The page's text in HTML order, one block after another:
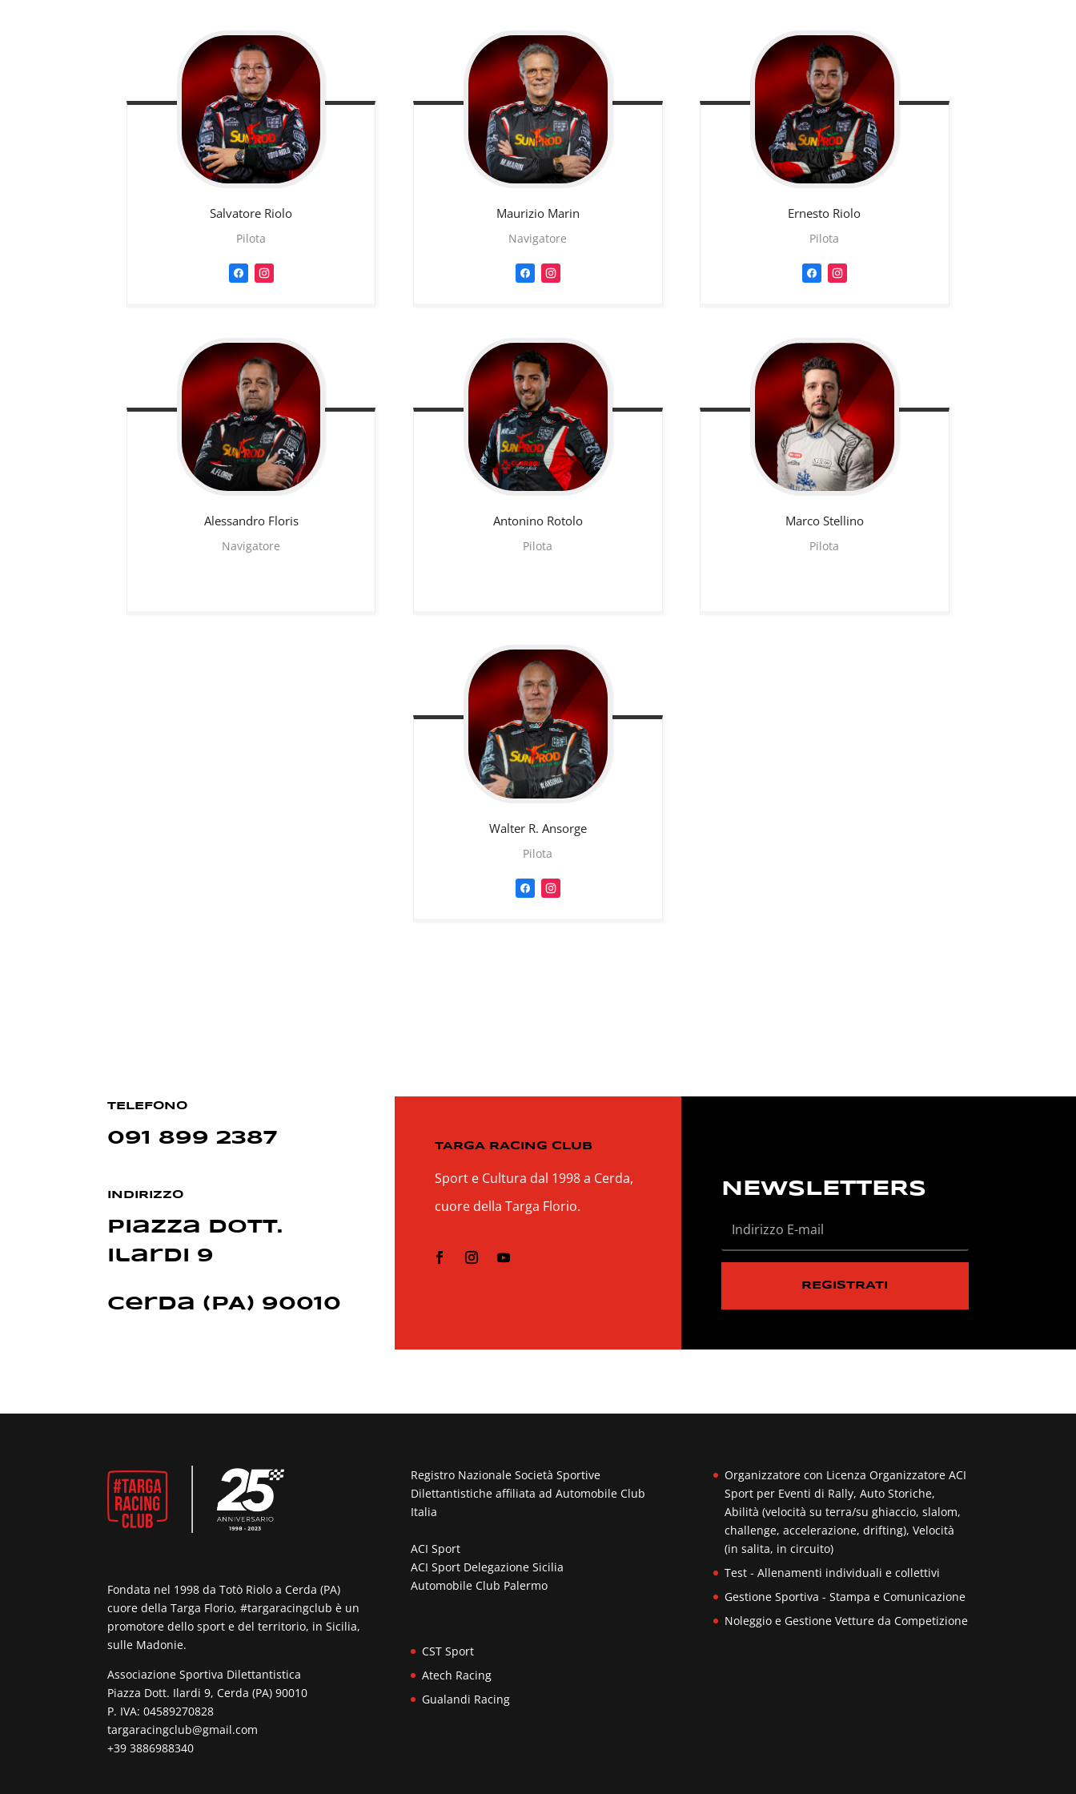
Salvatore Riolo
Pilota
Maurizio Marin
Navigatore
Ernesto Riolo
Pilota
Alessandro Floris
Navigatore
Antonino Rotolo
Pilota
MarcoStellino
Pilota
Walter R. Ansorge
Pilota
TELEFONO
091 899 2387
INDIRIZZO
Piazza Dott.
Ilardi 9
Cerda (PA) 90010
TARGA RACING CLUB
Sport e Cultura dal 1998 a Cerda,
cuore della Targa Florio.
NEWSLETTERS
REGISTRATI
Fondata nel 1998 da Totò Riolo a Cerda (PA)
cuore della Targa Florio, #targaracingclub è un
promotore dello sport e del territorio, in Sicilia,
sulle Madonie.
Associazione Sportiva Dilettantistica
Piazza Dott. Ilardi 9, Cerda (PA) 90010
P. IVA: 04589270828
targaracingclub@gmail.com
+39 3886988340
Registro Nazionale Società Sportive
Dilettantistiche affiliata ad Automobile Club
Italia
ACI Sport
ACI Sport Delegazione Sicilia
Automobile Club Palermo
CST Sport
Atech Racing
Gualandi Racing
Organizzatore con Licenza Organizzatore ACI
Sport per Eventi di Rally, Auto Storiche,
Abilità (velocità su terra/su ghiaccio, slalom,
challenge, accelerazione, drifting), Velocità
(in salita, in circuito)
Test - Allenamenti individuali e collettivi
Gestione Sportiva - Stampa e Comunicazione
Noleggio e Gestione Vetture da Competizione